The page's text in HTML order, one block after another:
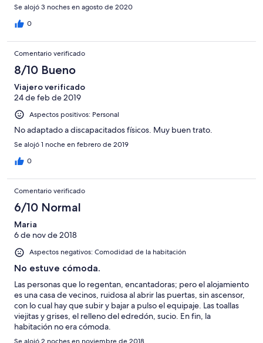
Se alojó 3 noches en agosto de 2020
0
Comentario verificado
8/10 Bueno
Viajero verificado
24 de feb de 2019
Aspectos positivos: Personal
No adaptado a discapacitados físicos. Muy buen trato.
Se alojó 1 noche en febrero de 2019
0
Comentario verificado
6/10 Normal
Maria
6 de nov de 2018
Aspectos negativos: Comodidad de la habitación
No estuve cómoda.
Las personas que lo regentan, encantadoras; pero el alojamiento
es una casa de vecinos, ruidosa al abrir las puertas, sin ascensor,
con lo cual hay que subir y bajar a pulso el equipaje. Las toallas
viejitas y grises, el relleno del edredón, sucio. En fin, la
habitación no era cómoda.
Se alojó 2 noches en noviembre de 2018